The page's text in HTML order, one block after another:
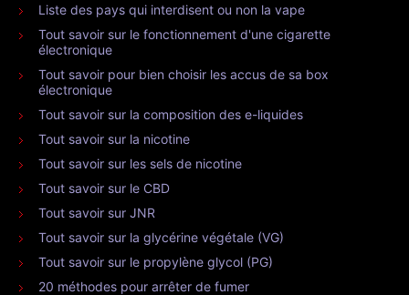
Liste des pays qui interdisent ou non la vape
Tout savoir sur le fonctionnement d'une cigarette
électronique
Tout savoir pour bien choisir les accus de sa box
électronique
Tout savoir sur la composition des e-liquides
Tout savoir sur la nicotine
Tout savoir sur les sels de nicotine
Tout savoir sur le CBD
Tout savoir sur JNR
Tout savoir sur la glycérine végétale (VG)
Tout savoir sur le propylène glycol (PG)
20 méthodes pour arrêter de fumer